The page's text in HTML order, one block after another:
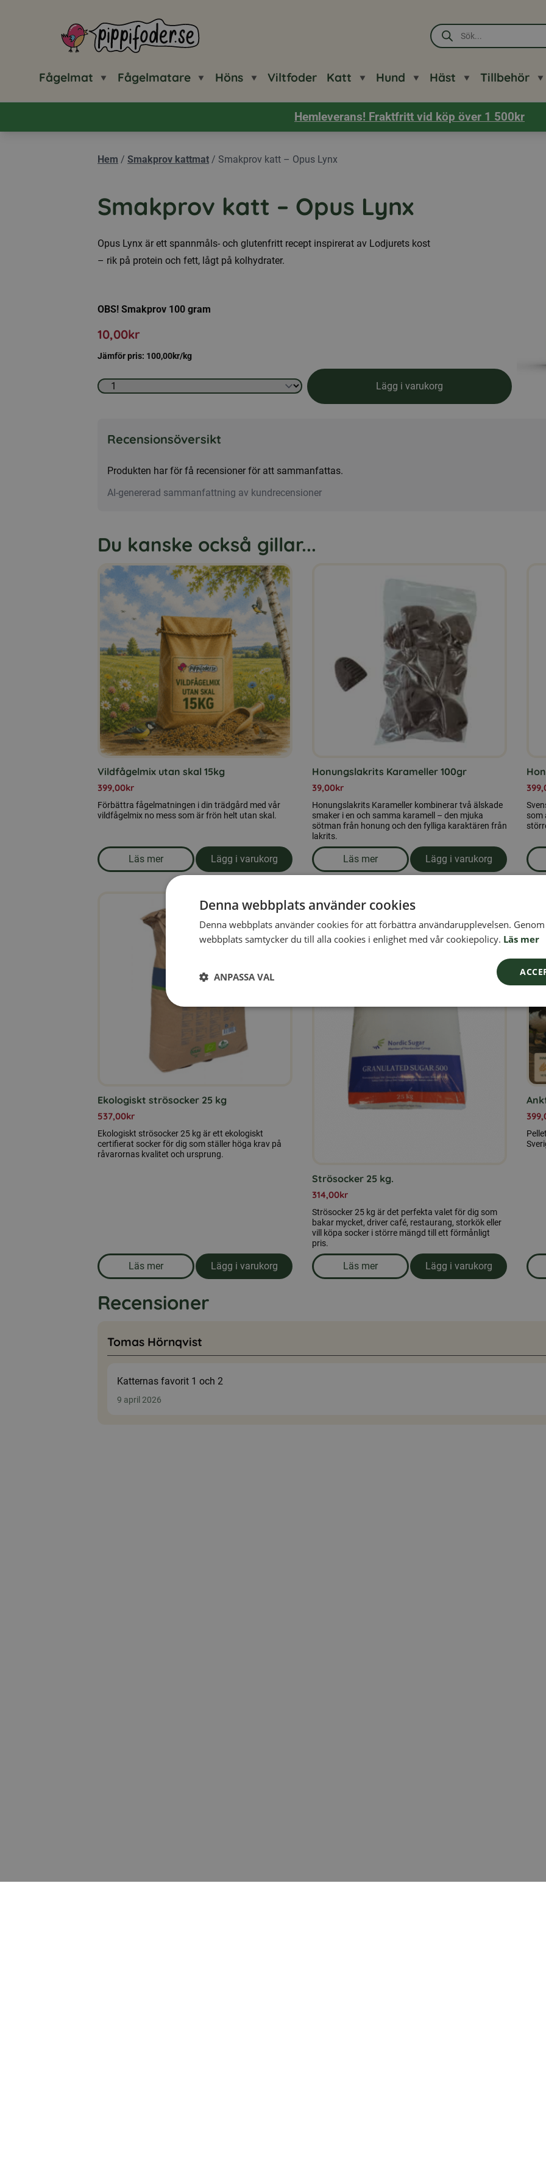
Pippifoder logotyp
Produktsökning
Fågelmat Fågelmatare Höns Viltfoder Katt Hund Häst Tillbehör
Hemleverans! Fraktfritt vid köp över 1 500kr
Hem / Smakprov kattmat / Smakprov katt – Opus Lynx
Smakprov katt – Opus Lynx
Opus Lynx är ett spannmåls- och glutenfritt recept inspirerat av Lodjurets kost
– rik på protein och fett, lågt på kolhydrater.
OBS! Smakprov 100 gram
10,00kr
Jämför pris: 100,00kr/kg
Smakprov
Opus
mängd
Lägg i varukorg
Recensionsöversikt
Produkten har för få recensioner för att sammanfattas.
AI-genererad sammanfattning av kundrecensioner
Du kanske också gillar...
Vildfågelmix utan skal 15kg
399,00kr
Förbättra fågelmatningen i din trädgård med vår
vildfågelmix no mess som är frön helt utan skal.
Läs mer
om produkten Vildfågelmix utan skal 15kg
Lägg i varukorg
Honungslakrits Karameller 100gr
39,00kr
Honungslakrits Karameller kombinerar två älskade
smaker i en och samma karamell – den mjuka
sötman från honung och den fylliga karaktären från
lakrits.
Läs mer
om produkten Honungslakrits Karameller
Lägg i varukorg
som
Ekologiskt strösocker 25 kg
537,00kr
Ekologiskt strösocker 25 kg är ett ekologiskt
certifierat socker för dig som ställer höga krav på
råvarornas kvalitet och ursprung.
Läs mer
om produkten Ekologiskt strösocker 25 kg
Lägg i varukorg
Strösocker 25 kg.
314,00kr
Strösocker 25 kg är det perfekta valet för dig som
bakar mycket, driver café, restaurang, storkök eller
vill köpa socker i större mängd till ett förmånligt
pris.
Läs mer
om produkten Strösocker 25 kg.
Lägg i varukorg
Recensioner
Tomas Hörnqvist
Katternas favorit 1 och 2
9 april 2026
Denna webbplats använder cookies
Denna webbplats använder cookies för att förbättra användarupplevelsen.
webbplats samtycker du till alla cookies i enlighet med vår cookiepolicy. Läs mer
ANPASSA VAL